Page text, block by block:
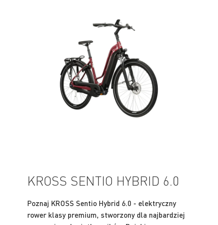
KROSS SENTIO HYBRID 6.0
Poznaj KROSS Sentio Hybrid 6.0 - elektryczny
rower klasy premium, stworzony dla najbardziej